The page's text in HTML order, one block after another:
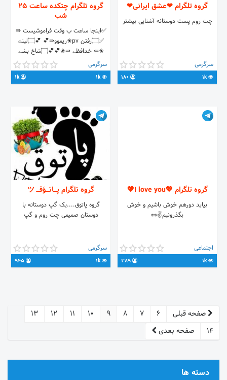
گروه تلگرام ❤عشق ایرانی❤
چت روم پست دوستانه آشنایی بیشتر
سرگرمی
1k
گروه تلگرام چتکده ساعت 25
شب
✅اینجا ساعت ب وقت فراموشیست ⇛
✅۝رفتن pv✬ریموو⇛💕 💕۝لینڪ
✬⇚ خدافظے ⇛✬💕💕۝شاخ بشے
✬⇚rip میشے ⇛✬💕 💕
۝فقــط✬⇚چت ازاد✔️💕 💕👟👟بی
جنبها🔒🚫💕✨ 💕۝منفے 🔞✬⇚rip
سرگرمی
1k
1k
گروه تلگرام 💖I love you💖
بیاید دورهم خوش باشیم و خوش
بگذرونیم✌️🥜
اجتماعی
1k
گروه تلگرام پـــاتـــؤقـــ ツ
گروه پاتوق....یک گپ دوستانه با
دوستان صمیمی چت روم و گپ
سرگرمی
1k
صفحه قبلی 6
7
8
9
10
11
12
13
14
صفحه بعدی
دسته ها